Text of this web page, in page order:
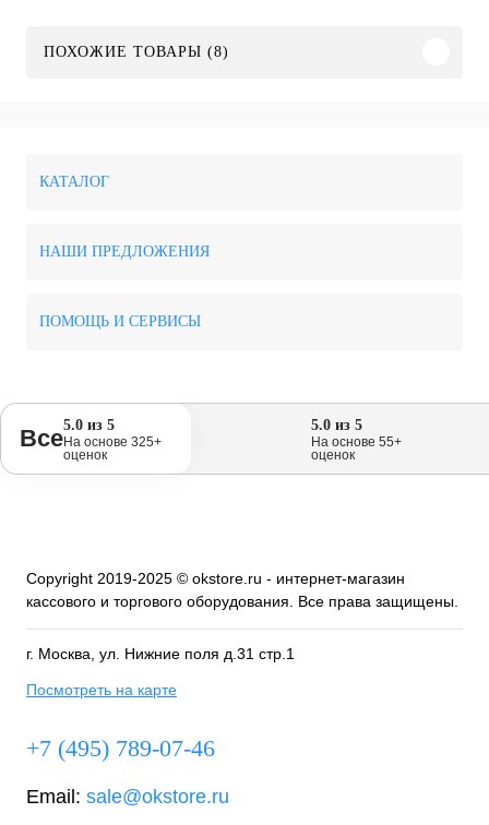
ПОХОЖИЕ ТОВАРЫ (8)
КАТАЛОГ
НАШИ ПРЕДЛОЖЕНИЯ
ПОМОЩЬ И СЕРВИСЫ
Все5.0 из 5
На основе 325+
оценок
5.0 из 5
На основе 55+
оценок
Copyright 2019-2025 © okstore.ru - интернет-магазин
кассового и торгового оборудования. Все права защищены.
г. Москва, ул. Нижние поля д.31 стр.1
Посмотреть на карте
+7 (495) 789-07-46
Email: sale@okstore.ru